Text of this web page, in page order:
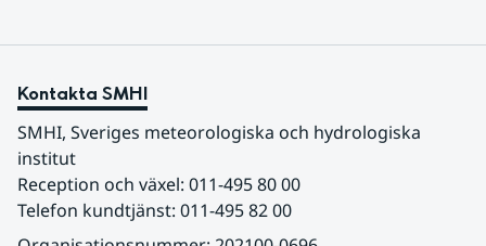
Kontakta SMHI
SMHI, Sveriges meteorologiska och hydrologiska
institut
Reception och växel: 011-495 80 00
Telefon kundtjänst: 011-495 82 00